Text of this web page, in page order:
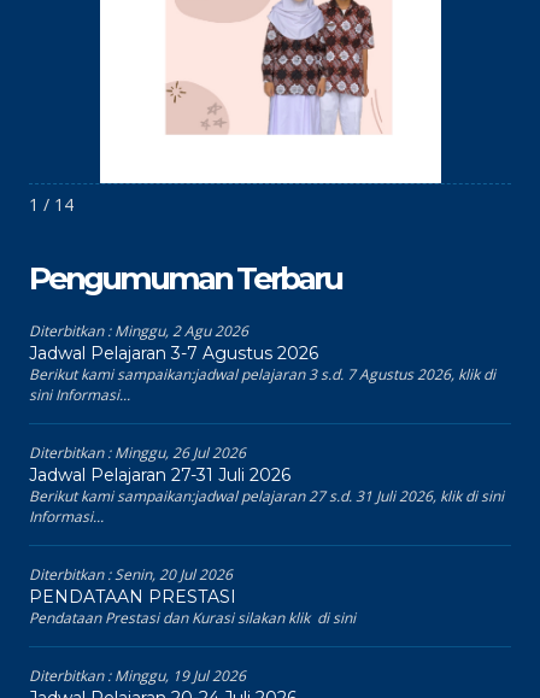
1 / 14
Pengumuman Terbaru
Diterbitkan :Minggu, 2 Agu 2026
Jadwal Pelajaran 3-7 Agustus 2026
Berikut kami sampaikan:jadwal pelajaran 3 s.d. 7 Agustus 2026, klik di
sini Informasi...
Diterbitkan :Minggu, 26 Jul 2026
Jadwal Pelajaran 27-31 Juli 2026
Berikut kami sampaikan:jadwal pelajaran 27 s.d. 31 Juli 2026, klik di sini
Informasi...
Diterbitkan :Senin, 20 Jul 2026
PENDATAAN PRESTASI
Pendataan Prestasi dan Kurasi silakan klik di sini
Diterbitkan :Minggu, 19 Jul 2026